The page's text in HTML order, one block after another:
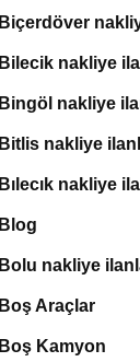
Biçerdöver
Bilecik nakliye
Bingöl nakliye
Bitlis nakliye
Bılecık nakliye
Blog
Bolu nakliye
Boş Araçlar
Boş Kamyon